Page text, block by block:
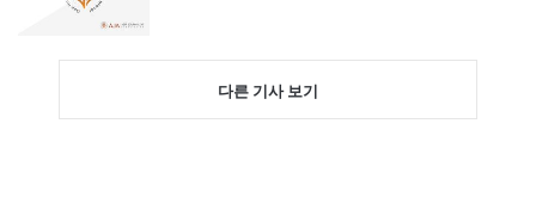
다른 기사 보기